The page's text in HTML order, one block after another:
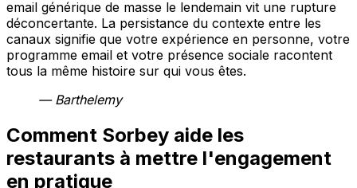
email générique de masse le lendemain vit une rupture
déconcertante. La persistance du contexte entre les
canaux signifie que votre expérience en personne, votre
programme email et votre présence sociale racontent
tous la même histoire sur qui vous êtes.
— Barthelemy
Comment Sorbey aide les
restaurants à mettre l'engagement
en pratique